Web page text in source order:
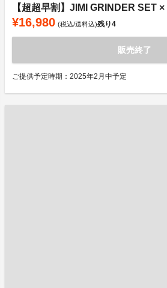
【超超早割】JIMI GRINDER SET ×
¥16,980 (税込/送料込)残り4
販売終了
ご提供予定時期：2025年2月中予定